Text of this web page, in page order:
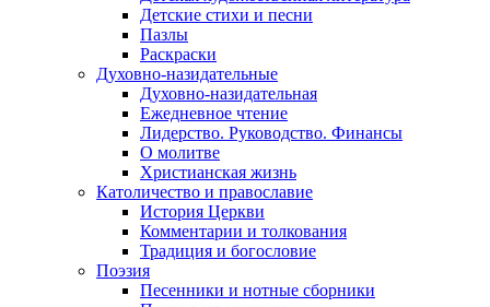
Детские стихи и песни
Пазлы
Раскраски
Духовно-назидательные
Духовно-назидательная
Ежедневное чтение
Лидерство. Руководство. Финансы
О молитве
Христианская жизнь
Католичество и православие
История Церкви
Комментарии и толкования
Традиция и богословие
Поэзия
Песенники и нотные сборники